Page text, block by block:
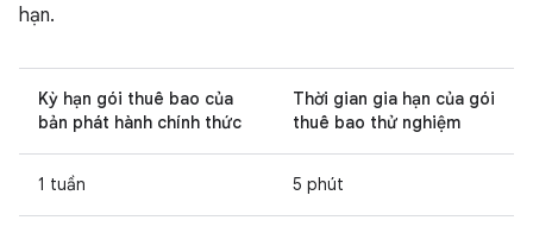
hạn.
Kỳ hạn gói thuê bao của
bản phát hành chính thức
Thời gian gia hạn của gói
thuê bao thử nghiệm
1 tuần 5 phút